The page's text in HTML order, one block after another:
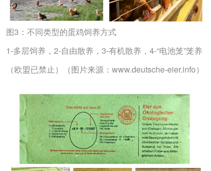
图3：不同类型的蛋鸡饲养方式
1-多层饲养，2-自由散养，3-有机散养，4-“电池笼”笼养
（欧盟已禁止）（图片来源：www.deutsche-eier.info）